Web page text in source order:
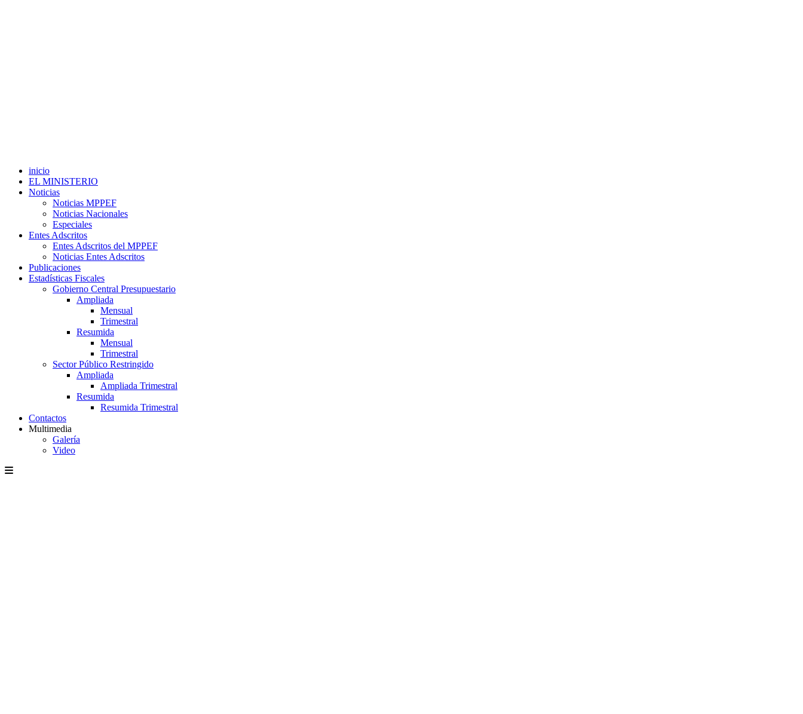
inicio
EL MINISTERIO
Noticias
Noticias MPPEF
Noticias Nacionales
Especiales
Entes Adscritos
Entes Adscritos del MPPEF
Noticias Entes Adscritos
Publicaciones
Estadísticas Fiscales
Gobierno Central Presupuestario
Ampliada
Mensual
Trimestral
Resumida
Mensual
Trimestral
Sector Público Restringido
Ampliada
Ampliada Trimestral
Resumida
Resumida Trimestral
Contactos
Multimedia
Galería
Video